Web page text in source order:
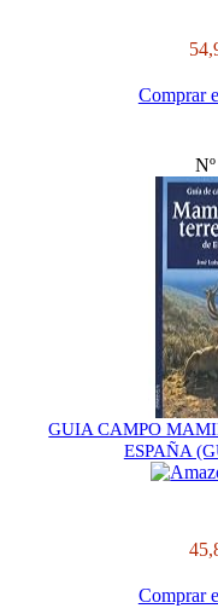
Comprar
GUIA CAMPO
ESPAÑA
Comprar